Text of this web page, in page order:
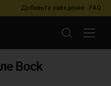
Добавьте заведение FAQ
Bock